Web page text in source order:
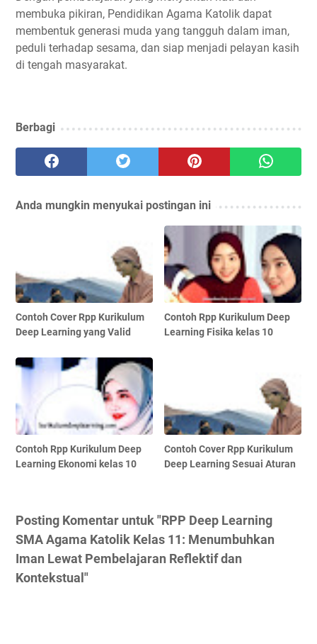
membuka pikiran, Pendidikan Agama Katolik dapat
membentuk generasi muda yang tangguh dalam iman,
peduli terhadap sesama, dan siap menjadi pelayan kasih
di tengah masyarakat.
Berbagi
Anda mungkin menyukai postingan ini
Contoh Cover Rpp Kurikulum
Deep Learning yang Valid
Contoh Rpp Kurikulum Deep
Learning Fisika kelas 10
Contoh Rpp Kurikulum Deep
Learning Ekonomi kelas 10
Contoh Cover Rpp Kurikulum
Deep Learning Sesuai Aturan
Posting Komentar untuk "RPP Deep Learning
SMA Agama Katolik Kelas 11: Menumbuhkan
Iman Lewat Pembelajaran Reflektif dan
Kontekstual"